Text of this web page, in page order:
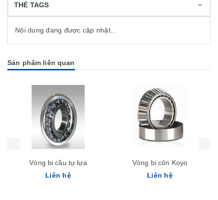
THẺ TAGS
Nội dung đang được cập nhật...
Sản phẩm liên quan
Vòng bi cầu tự lựa
Liên hệ
Vòng bi côn Koyo
Liên hệ